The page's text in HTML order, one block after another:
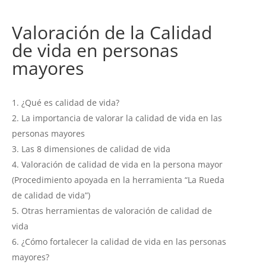
Valoración de la Calidad
de vida en personas
mayores
¿Qué es calidad de vida?
La importancia de valorar la calidad de vida en las
personas mayores
Las 8 dimensiones de calidad de vida
Valoración de calidad de vida en la persona mayor
(Procedimiento apoyada en la herramienta “La Rueda
de calidad de vida”)
Otras herramientas de valoración de calidad de
vida
¿Cómo fortalecer la calidad de vida en las personas
mayores?